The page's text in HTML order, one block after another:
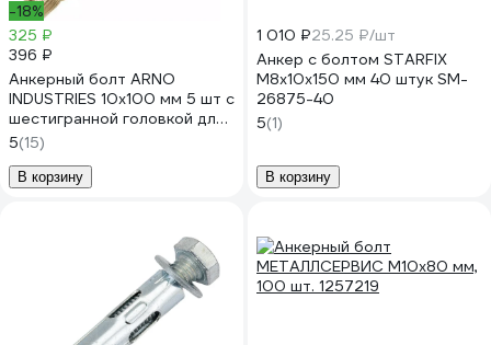
-18%
325 ₽
396 ₽
Анкерный болт ARNO
INDUSTRIES 10х100 мм 5 шт с
шестигранной головкой для
крепления конструкций к
бетону AE3001010064598
5(15)
В корзину
1 010 ₽25.25 ₽/шт
Анкер с болтом STARFIX
М8x10x150 мм 40 штук SM-
26875-40
5(1)
В корзину